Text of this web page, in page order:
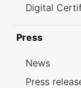
Digital
Press
News
Press